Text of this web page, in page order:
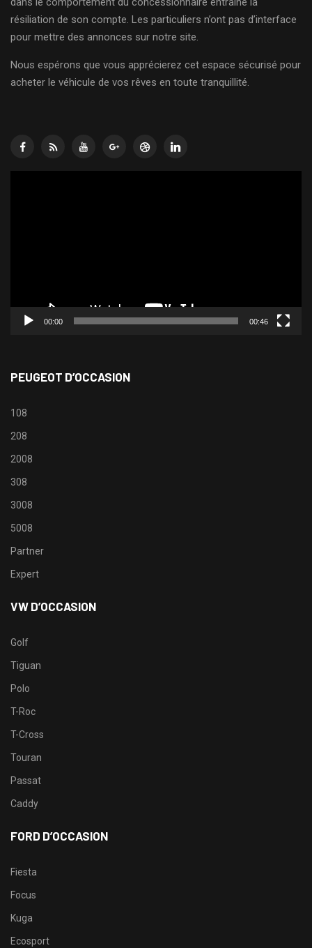
résiliation de son compte. Les particuliers n’ont pas d’interface
pour mettre des annonces sur notre site.
Nous espérons que vous apprécierez cet espace sécurisé pour
acheter le véhicule de vos rêves en toute tranquillité.
00:00 00:46
PEUGEOT D’OCCASION
108
208
2008
308
3008
5008
Partner
Expert
VW D’OCCASION
Golf
Tiguan
Polo
T-Roc
T-Cross
Touran
Passat
Caddy
FORD D’OCCASION
Fiesta
Focus
Kuga
Ecosport